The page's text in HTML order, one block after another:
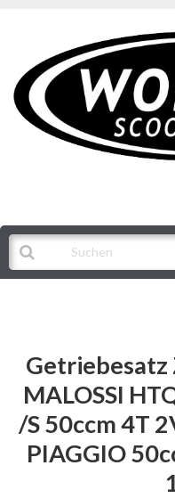
Getriebesatz
MALOSSI
/S 50ccm 4T
PIAGGIO